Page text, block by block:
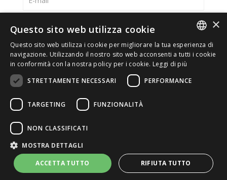
Italiano
English
Accetto laPrivacy Policy
© 2026 ERGA srl - P.IVA 11173870152 | HALIDON srl -
P.IVA 12885130158 - Licenza SIAE n. 2262/I/1528 -
3020/I/1528 - n. 8064 -
Privacy e cookies-Dettagli licenza-
Contatti- by Italia Multimedia Web Agency Milano
ITALIAN
×
Questo sito web utilizza cookie
Questo sito web utilizza i cookie per migliorare la tua esperienza di
navigazione. Utilizzando il nostro sito web acconsenti a tutti i cookie
in conformità con la nostra policy per i cookie. Leggi di più
STRETTAMENTE NECESSARI
PERFORMANCE
TARGETING FUNZIONALITÀ
NON CLASSIFICATI
MOSTRA DETTAGLI
ACCETTA TUTTO RIFIUTA TUTTO